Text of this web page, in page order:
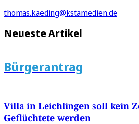
thomas.kaeding@kstamedien.de
Neueste Artikel
Bürgerantrag
Villa in Leichlingen soll kein
Geflüchtete werden